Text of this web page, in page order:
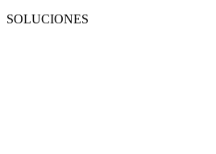
SOLUCIONES